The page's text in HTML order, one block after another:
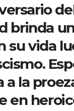
brinda
su vida
la
en